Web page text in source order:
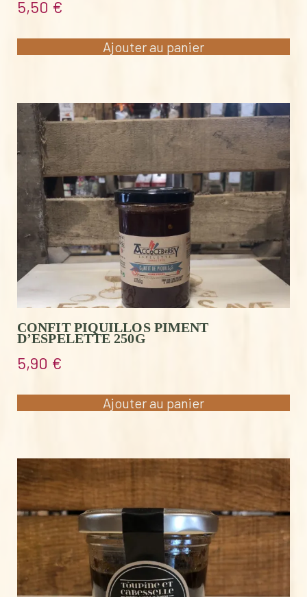
5,50 €
Ajouter au panier
CONFIT PIQUILLOS PIMENT
D’ESPELETTE 250G
5,90 €
Ajouter au panier